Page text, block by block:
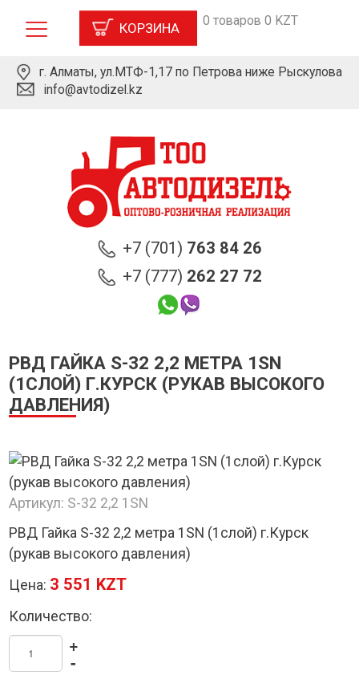
КОРЗИНА 0 товаров 0 KZT
г. Алматы, ул.МТФ-1,17 по Петрова ниже Рыскулова
info@avtodizel.kz
+7 (701) 763 84 26
+7 (777) 262 27 72
РВД ГАЙКА S-32 2,2 МЕТРА 1SN
(1СЛОЙ) Г.КУРСК (РУКАВ ВЫСОКОГО
ДАВЛЕНИЯ)
Артикул: S-32 2,2 1SN
РВД Гайка S-32 2,2 метра 1SN (1слой) г.Курск
(рукав высокого давления)
Цена: 3 551 KZT
Количество:
-
+